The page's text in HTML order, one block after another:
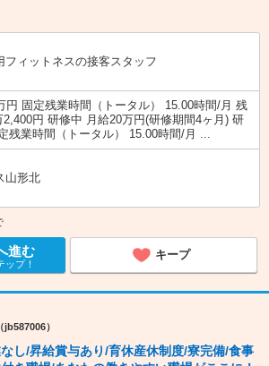
フィットネスの接客スタッフ
円 固定残業時間（トータル） 15.00時間/月 残
2,400円 研修中 月給20万円(研修期間4ヶ月) 研
残業時間（トータル） 15.00時間/月 ...
山形北
進む
ップ！
キープ
）
し/昇給賞与あり/育休産休制度/寮完備/食事